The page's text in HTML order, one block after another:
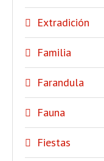
Extradición
Familia
Farandula
Fauna
Fiestas